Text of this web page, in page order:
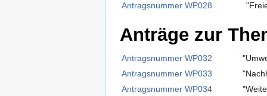
Antragsnummer WP028
Anträge zur
Antragsnummer WP032
Antragsnummer WP033
Antragsnummer WP034